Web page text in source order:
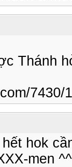
Thánh
7430/
hok
men ^^